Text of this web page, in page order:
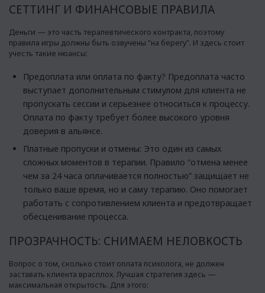
СЕТТИНГ И ФИНАНСОВЫЕ ПРАВИЛА
Деньги — это часть терапевтического контракта, поэтому
правила игры должны быть озвучены “на берегу”. И здесь стоит
учесть такие нюансы:
Предоплата или оплата по факту? Предоплата часто
выступает дополнительным стимулом для клиента не
пропускать сессии и серьезнее относиться к процессу.
Оплата по факту требует более высокого уровня
доверия в альянсе.
Платные пропуски и отмены: Это один из самых
сложных моментов в терапии. Правило “отмена менее
чем за 24 часа оплачивается полностью” защищает не
только ваше время, но и саму терапию. Оно помогает
работать с сопротивлением клиента и предотвращает
обесценивание процесса.
ПРОЗРАЧНОСТЬ: СНИМАЕМ НЕЛОВКОСТЬ
Вопрос о том, сколько стоит оплата психолога, не должен
заставать клиента врасплох. Лучшая стратегия здесь —
максимальная открытость. Для этого: